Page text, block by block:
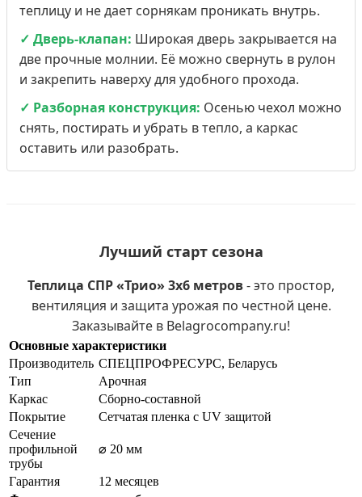
теплицу и не дает сорнякам проникать внутрь.
✓ Дверь-клапан: Широкая дверь закрывается на
две прочные молнии. Её можно свернуть в рулон
и закрепить наверху для удобного прохода.
✓ Разборная конструкция: Осенью чехол можно
снять, постирать и убрать в тепло, а каркас
оставить или разобрать.
Лучший старт сезона
Теплица СПР «Трио» 3х6 метров- это простор,
вентиляция и защита урожая по честной цене.
Заказывайте в Belagrocompany.ru!
Основные характеристики
Производитель СПЕЦПРОФРЕСУРС, Беларусь
Тип
Арочная
Каркас
Сборно-составной
Покрытие
Сетчатая пленка с UV защитой
Сечение
профильной
трубы
⌀ 20 мм
Гарантия
12 месяцев